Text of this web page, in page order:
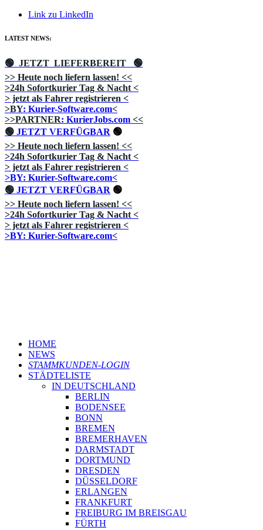
Link zu LinkedIn
LATEST NEWS:
🟢 JETZT LIEFERBEREIT
🟢
>> Heute noch liefern lassen! <<
>24h Sofortkurier Tag & Nacht <
> jetzt als Fahrer registrieren <
>BY: Kurier-Software.com<
>>PARTNER: KurierJobs.com <<
🟢 JETZT VERFÜGBAR 🟢
>> Heute noch liefern lassen! <<
>24h Sofortkurier Tag & Nacht <
> jetzt als Fahrer registrieren <
>BY: Kurier-Software.com<
🟢 JETZT VERFÜGBAR 🟢
>> Heute noch liefern lassen! <<
>24h Sofortkurier Tag & Nacht <
> jetzt als Fahrer registrieren <
>BY: Kurier-Software.com<
HOME
NEWS
STAMMKUNDEN-LOGIN
STÄDTELISTE
IN DEUTSCHLAND
BERLIN
BODENSEE
BONN
BREMEN
BREMERHAVEN
DARMSTADT
DORTMUND
DRESDEN
DÜSSELDORF
ERLANGEN
FRANKFURT
FREIBURG IM BREISGAU
FÜRTH